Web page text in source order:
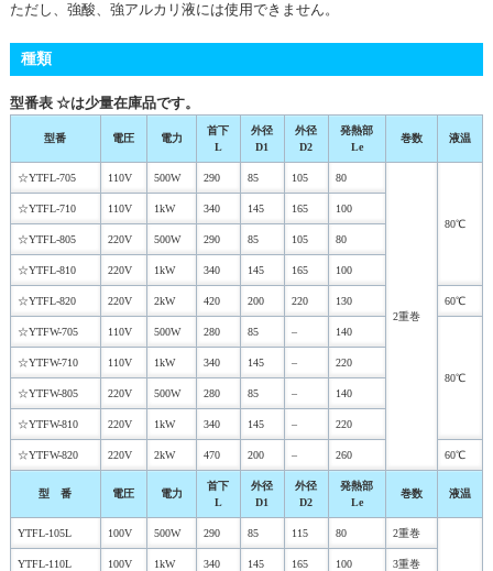
ただし、強酸、強アルカリ液には使用できません。
種類
型番表 ☆は少量在庫品です。
型番 電圧 電力
首下
L
外径
D1
外径
D2
発熱部
Le
巻数 液温
☆YTFL-705 110V 500W 290 85 105 80
2重巻
80℃
☆YTFL-710 110V 1kW 340 145 165 100
☆YTFL-805 220V 500W 290 85 105 80
☆YTFL-810 220V 1kW 340 145 165 100
☆YTFL-820 220V 2kW 420 200 220 130 60℃
☆YTFW-705 110V 500W 280 85 – 140
80℃
☆YTFW-710 110V 1kW 340 145 – 220
☆YTFW-805 220V 500W 280 85 – 140
☆YTFW-810 220V 1kW 340 145 – 220
☆YTFW-820 220V 2kW 470 200 – 260 60℃
型 番 電圧 電力
首下
L
外径
D1
外径
D2
発熱部
Le
巻数 液温
YTFL-105L 100V 500W 290 85 115 80 2重巻
YTFL-110L 100V 1kW 340 145 165 100 3重巻